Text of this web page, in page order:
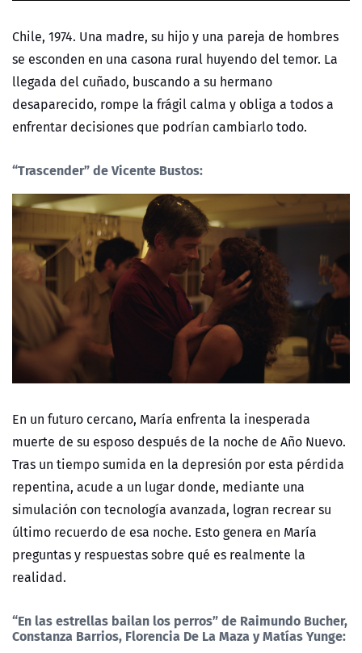
Chile, 1974. Una madre, su hijo y una pareja de hombres
se esconden en una casona rural huyendo del temor. La
llegada del cuñado, buscando a su hermano
desaparecido, rompe la frágil calma y obliga a todos a
enfrentar decisiones que podrían cambiarlo todo.
“Trascender”de Vicente Bustos:
En un futuro cercano, María enfrenta la inesperada
muerte de su esposo después de la noche de Año Nuevo.
Tras un tiempo sumida en la depresión por esta pérdida
repentina, acude a un lugar donde, mediante una
simulación con tecnología avanzada, logran recrear su
último recuerdo de esa noche. Esto genera en María
preguntas y respuestas sobre qué es realmente la
realidad.
“En las estrellas bailan los perros”de Raimundo Bucher,
Constanza Barrios, Florencia De La Maza y Matías Yunge: